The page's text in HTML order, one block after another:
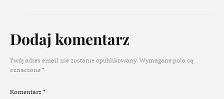
Dodaj komentarz
Twój adres email nie zostanie opublikowany.Wymagane pola są
oznaczone*
Komentarz*